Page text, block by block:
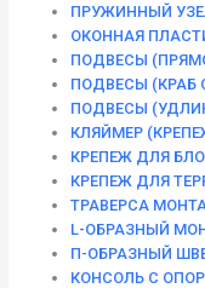
ПРУЖИННЫЙ
ОКОННАЯ
ПОДВЕСЫ
ПОДВЕСЫ (КРАБ
ПОДВЕСЫ
КЛЯЙМЕР
КРЕПЕЖ ДЛЯ
КРЕПЕЖ ДЛЯ
ТРАВЕРСА
L-ОБРАЗНЫЙ
П-ОБРАЗНЫЙ
КОНСОЛЬ С